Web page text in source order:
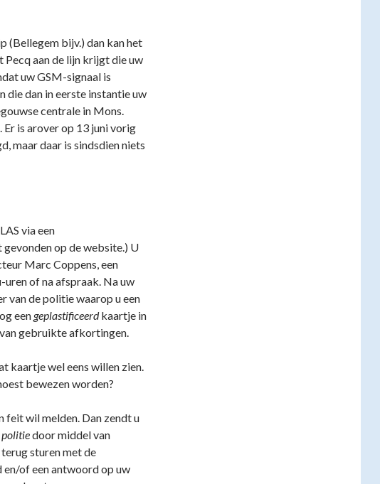
(Bellegem bijv.) dan kan het
Pecq aan de lijn krijgt die uw
uw GSM-signaal is
die dan in eerste instantie uw
centrale in Mons.
is arover op 13 juni vorig
maar daar is sindsdien niets
via een
op de website.) U
Marc Coppens, een
of na afspraak. Na uw
van de politie waarop u een
eengeplastificeerdkaartje in
gebruikte afkortingen.
kaartje wel eens willen zien.
bewezen worden?
feit wil melden. Dan zendt u
politiedoor middel van
sturen met de
of een antwoord op uw